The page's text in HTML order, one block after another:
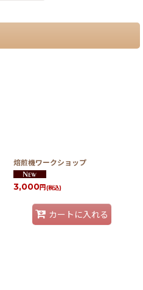
焙煎機ワークショップ
3,000円(税込)
カートに入れる